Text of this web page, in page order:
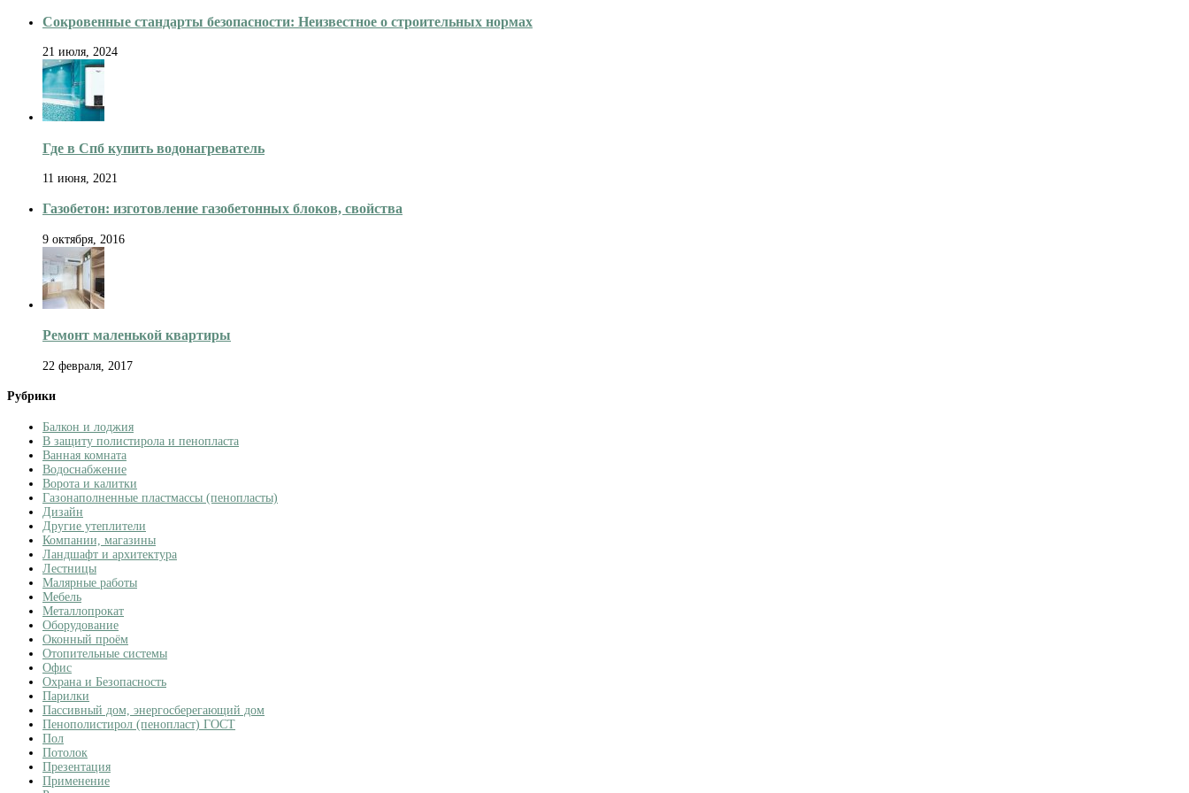
Сокровенные стандарты безопасности: Неизвестное о строительных нормах
21 июля, 2024
Где в Спб купить водонагреватель
11 июня, 2021
Газобетон: изготовление газобетонных блоков, свойства
9 октября, 2016
Ремонт маленькой квартиры
22 февраля, 2017
Рубрики
Балкон и лоджия
В защиту полистирола и пенопласта
Ванная комната
Водоснабжение
Ворота и калитки
Газонаполненные пластмассы (пенопласты)
Дизайн
Другие утеплители
Компании, магазины
Ландшафт и архитектура
Лестницы
Малярные работы
Мебель
Металлопрокат
Оборудование
Оконный проём
Отопительные системы
Офис
Охрана и Безопасность
Парилки
Пассивный дом, энергосберегающий дом
Пенополистирол (пенопласт) ГОСТ
Пол
Потолок
Презентация
Применение